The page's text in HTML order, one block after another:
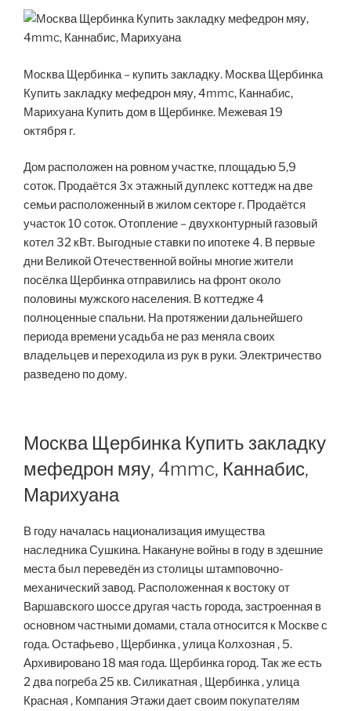
Москва Щербинка – купить закладку. Москва Щербинка
Купить закладку мефедрон мяу, 4mmc, Каннабис,
Марихуана Купить дом в Щербинке. Межевая 19
октября г.
Дом расположен на ровном участке, площадью 5,9
соток. Продаётся 3х этажный дуплекс коттедж на две
семьи расположенный в жилом секторе г. Продаётся
участок 10 соток. Отопление – двухконтурный газовый
котел 32 кВт. Выгодные ставки по ипотеке 4. В первые
дни Великой Отечественной войны многие жители
посёлка Щербинка отправились на фронт около
половины мужского населения. В коттедже 4
полноценные спальни. На протяжении дальнейшего
периода времени усадьба не раз меняла своих
владельцев и переходила из рук в руки. Электричество
разведено по дому.
Москва Щербинка Купить закладку
мефедрон мяу, 4mmc, Каннабис,
Марихуана
В году началась национализация имущества
наследника Сушкина. Накануне войны в году в здешние
места был переведён из столицы штамповочно-
механический завод. Расположенная к востоку от
Варшавского шоссе другая часть города, застроенная в
основном частными домами, стала относится к Москве с
года. Остафьево , Щербинка , улица Колхозная , 5.
Архивировано 18 мая года. Щербинка город. Так же есть
2 два погреба 25 кв. Силикатная , Щербинка , улица
Красная , Компания Этажи дает своим покупателям